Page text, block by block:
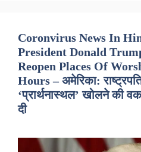
Coronvirus News In
President Donald
Reopen Places Of
Hours – अमेरिका:
‘प्रार्थनास्थल’ खोलने की
दी